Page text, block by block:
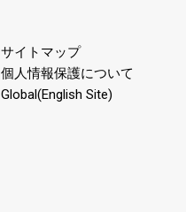
サイトマップ
個人情報保護について
Global(English Site)